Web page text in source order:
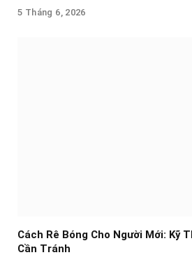
5 Tháng 6, 2026
Cách Rê Bóng Cho Người Mới: Kỹ
Cần Tránh